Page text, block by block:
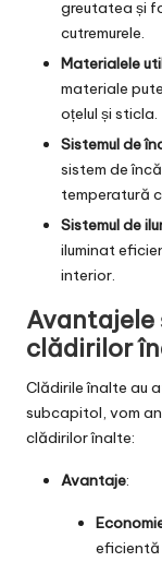
greutatea și
cutremurele.
Materialele
materiale
oțelul și sticla.
Sistemul de
sistem de
temperatură
Sistemul de
iluminat
interior.
Avantajele
clădirilor
Clădirile înalte au
subcapitol, vom
clădirilor înalte:
Avantaje:
eficientă